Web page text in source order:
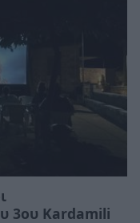
3ου Kardamili